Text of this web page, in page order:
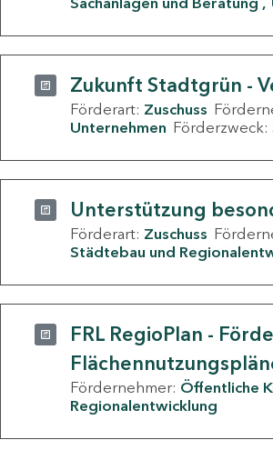
Zukunft Stadtgrün -
Förderart: Zuschuss
Unternehmen Förderzweck:
Unterstützung
Förderart: Zuschuss
Städtebau und
FRL RegioPlan -
Fördernehmer: Öffentliche
Regionalentwicklung